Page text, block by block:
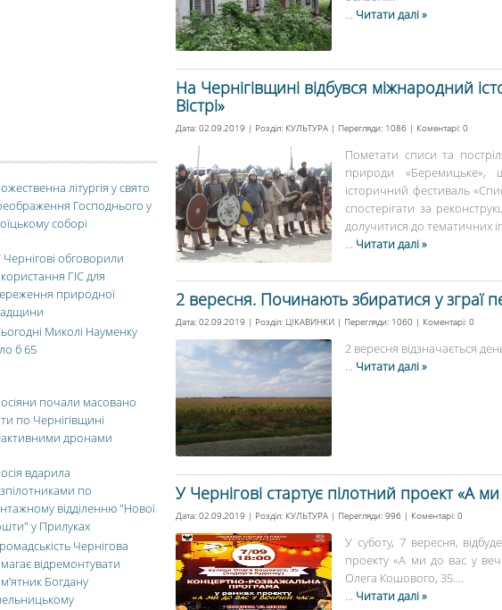
... Читати далі »
На Чернігівщині відбувся міжнародний
Вістрі»
Дата: 02.09.2019 | Розділ: КУЛЬТУРА | Перегляди: 1086 | Коментарі: 0
Пометати списи та
природи
історичний фестиваль
спостерігати за
долучитися до тематичних
... Читати далі »
2 вересня. Починають збиратися у зграї
Дата: 02.09.2019 | Розділ: ЦІКАВИНКИ | Перегляди: 1060 | Коментарі: 0
2 вересня відзначається
... Читати далі »
У Чернігові стартує пілотний проект «А
Дата: 02.09.2019 | Розділ: КУЛЬТУРА | Перегляди: 996 | Коментарі: 0
У суботу, 7 вересня,
проекту «А ми до вас у
Олега Кошового, 35....
... Читати далі »
літургія у свято
Господнього у
соборі
Чернігові обговорили
ГІС для
природної
Миколі Науменку
б 65
почали масовано
по Чернігівщині
дронами
вдарила
по
відділенню "Нової
у Прилуках
Чернігова
відремонтувати
Богдану